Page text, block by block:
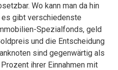
Wo kann man da hin
gibt verschiedenste
Spezialfonds, geld
und die Entscheidung
sind gegenwärtig als
ihrer Einnahmen mit